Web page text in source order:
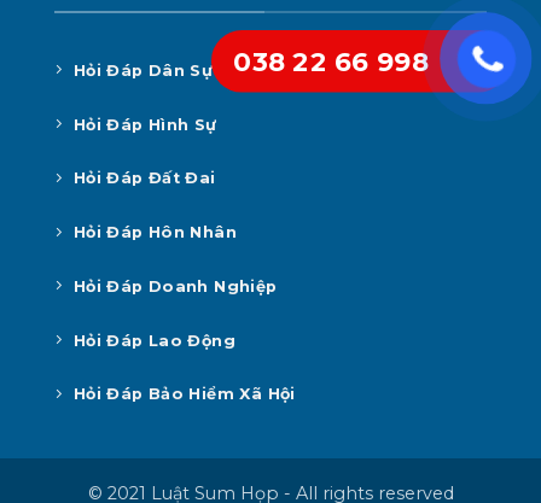
Hỏi Đáp Dân Sự
Hỏi Đáp Hình Sự
Hỏi Đáp Đất Đai
Hỏi Đáp Hôn Nhân
Hỏi Đáp Doanh Nghiệp
Hỏi Đáp Lao Động
Hỏi Đáp Bảo Hiểm Xã Hội
© 2021 Luật Sum Họp - All rights reserved
038 22 66 998